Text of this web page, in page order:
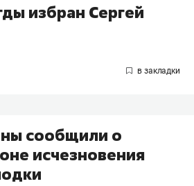
избран Сергей
сообщили о
исчезновения